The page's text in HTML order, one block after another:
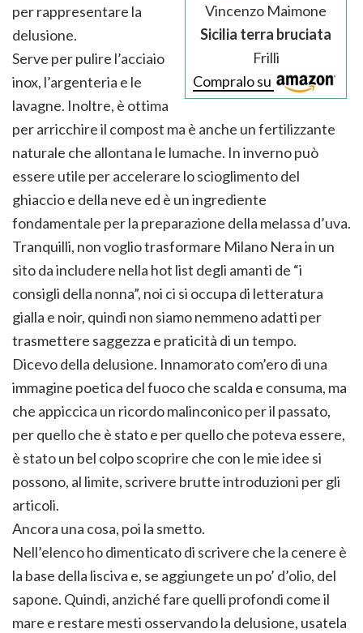
Vincenzo Maimone
Sicilia terra bruciata
Frilli
Compralo su
per rappresentare la
delusione.
Serve per pulire l’acciaio
inox, l’argenteria e le
lavagne. Inoltre, è ottima
per arricchire il compost ma è anche un fertilizzante
naturale che allontana le lumache. In inverno può
essere utile per accelerare lo scioglimento del
ghiaccio e della neve ed è un ingrediente
fondamentale per la preparazione della melassa d’uva.
Tranquilli, non voglio trasformare Milano Nera in un
sito da includere nella hot list degli amanti de “i
consigli della nonna”, noi ci si occupa di letteratura
gialla e noir, quindi non siamo nemmeno adatti per
trasmettere saggezza e praticità di un tempo.
Dicevo della delusione. Innamorato com’ero di una
immagine poetica del fuoco che scalda e consuma, ma
che appiccica un ricordo malinconico per il passato,
per quello che è stato e per quello che poteva essere,
è stato un bel colpo scoprire che con le mie idee si
possono, al limite, scrivere brutte introduzioni per gli
articoli.
Ancora una cosa, poi la smetto.
Nell’elenco ho dimenticato di scrivere che la cenere è
la base della lisciva e, se aggiungete un po’ d’olio, del
sapone. Quindi, anziché fare quelli profondi come il
mare e restare mesti osservando la delusione, usatela